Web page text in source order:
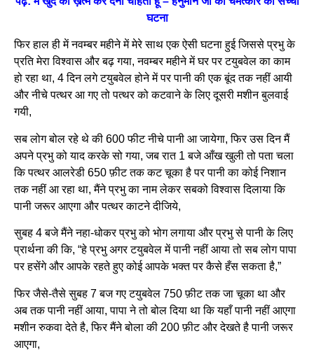
घटना
फिर हाल ही में नवम्बर महीने में मेरे साथ एक ऐसी घटना हुई जिससे प्रभु के
प्रति मेरा विश्वास और बढ़ गया, नवम्बर महीने में घर पर टयुबवेल का काम
हो रहा था, 4 दिन लगे टयुबवेल होने में पर पानी की एक बूंद तक नहीं आयी
और नीचे पत्थर आ गए तो पत्थर को कटवाने के लिए दूसरी मशीन बुलवाई
गयी,
सब लोग बोल रहे थे की 600 फीट नीचे पानी आ जायेगा, फिर उस दिन मैं
अपने प्रभु को याद करके सो गया, जब रात 1 बजे आँख खुली तो पता चला
कि पत्थर आलरेडी 650 फ़ीट तक कट चूका है पर पानी का कोई निशान
तक नहीं आ रहा था, मैंने प्रभु का नाम लेकर सबको विश्वास दिलाया कि
पानी जरूर आएगा और पत्थर काटने दीजिये,
सुबह 4 बजे मैंने नहा-धोकर प्रभु को भोग लगाया और प्रभु से पानी के लिए
प्रार्थना की कि, “हे प्रभु अगर टयुबवेल में पानी नहीं आया तो सब लोग पापा
पर हसेंगे और आपके रहते हुए कोई आपके भक्त पर कैसे हँस सकता है,”
फिर जैसे-तैसे सुबह 7 बज गए टयुबवेल 750 फ़ीट तक जा चूका था और
अब तक पानी नहीं आया, पापा ने तो बोल दिया था कि यहाँ पानी नहीं आएगा
मशीन रुकवा देते है, फिर मैंने बोला की 200 फ़ीट और देखते है पानी जरूर
आएगा,